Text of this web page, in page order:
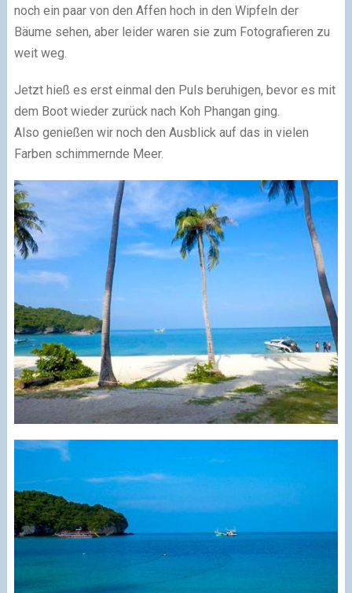
noch ein paar von den Affen hoch in den Wipfeln der
Bäume sehen, aber leider waren sie zum Fotografieren zu
weit weg.
Jetzt hieß es erst einmal den Puls beruhigen, bevor es mit
dem Boot wieder zurück nach Koh Phangan ging.
Also genießen wir noch den Ausblick auf das in vielen
Farben schimmernde Meer.